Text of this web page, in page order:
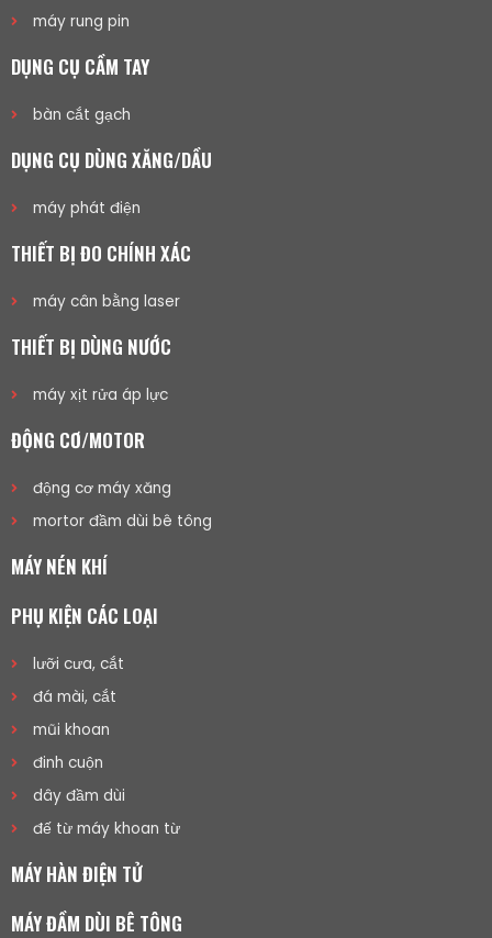
máy rung pin
DỤNG CỤ CẦM TAY
bàn cắt gạch
DỤNG CỤ DÙNG XĂNG/DẦU
máy phát điện
THIẾT BỊ ĐO CHÍNH XÁC
máy cân bằng laser
THIẾT BỊ DÙNG NƯỚC
máy xịt rửa áp lực
ĐỘNG CƠ/MOTOR
động cơ máy xăng
mortor đầm dùi bê tông
MÁY NÉN KHÍ
PHỤ KIỆN CÁC LOẠI
lưỡi cưa, cắt
đá mài, cắt
mũi khoan
đinh cuộn
dây đầm dùi
đế từ máy khoan từ
MÁY HÀN ĐIỆN TỬ
MÁY ĐẦM DÙI BÊ TÔNG